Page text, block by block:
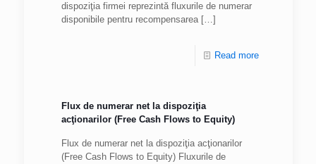
dispoziţia firmei reprezintă fluxurile de numerar
disponibile pentru recompensarea[…]
Read more
Flux de numerar net la dispoziţia
acţionarilor (Free Cash Flows to Equity)
Flux de numerar net la dispoziţia acţionarilor
(Free Cash Flows to Equity) Fluxurile de